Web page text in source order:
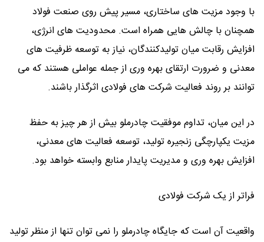
با وجود مزیت ‌های ساختاری، مسیر پیش روی صنعت فولاد
همچنان با چالش ‌هایی همراه است. محدودیت ‌های انرژی،
افزایش رقابت میان تولیدکنندگان، نیاز به توسعه ظرفیت ‌های
معدنی و ضرورت ارتقای بهره‌ وری از جمله عواملی هستند که می
‌توانند بر روند فعالیت شرکت‌ های فولادی اثرگذار باشند.
در این میان، تداوم موفقیت چادرملو بیش از هر چیز به حفظ
مزیت یکپارچگی زنجیره تولید، توسعه فعالیت ‌های معدنی،
افزایش بهره ‌وری و مدیریت پایدار منابع وابسته خواهد بود.
فراتر از یک شرکت فولادی
واقعیت آن است که جایگاه چادرملو را نمی ‌توان تنها از منظر تولید